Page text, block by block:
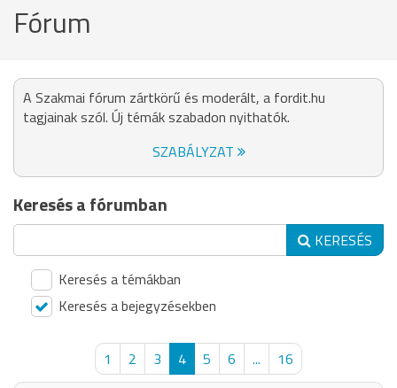
Fórum
A Szakmai fórum zártkörű és moderált, a fordit.hu
tagjainak szól. Új témák szabadon nyithatók.
SZABÁLYZAT
Keresés a fórumban
KERESÉS
Keresés a témákban
Keresés a bejegyzésekben
1 2 3 4 5 6 ...
16